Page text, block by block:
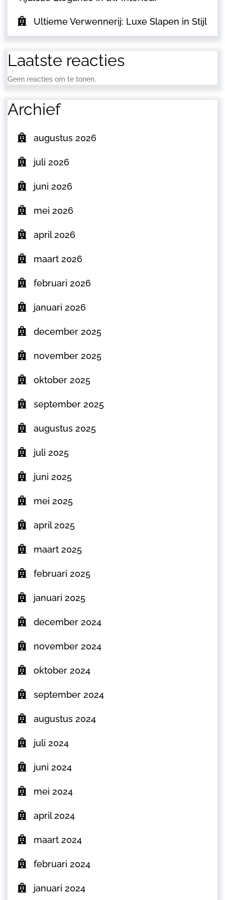
Ultieme Verwennerij: Luxe Slapen in Stijl
Laatste reacties
Geen reacties om te tonen.
Archief
augustus 2026
juli 2026
juni 2026
mei 2026
april 2026
maart 2026
februari 2026
januari 2026
december 2025
november 2025
oktober 2025
september 2025
augustus 2025
juli 2025
juni 2025
mei 2025
april 2025
maart 2025
februari 2025
januari 2025
december 2024
november 2024
oktober 2024
september 2024
augustus 2024
juli 2024
juni 2024
mei 2024
april 2024
maart 2024
februari 2024
januari 2024